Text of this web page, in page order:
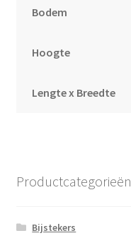
Bodem
Hoogte
Lengte x Breedte
Productcategorieën
Bijstekers